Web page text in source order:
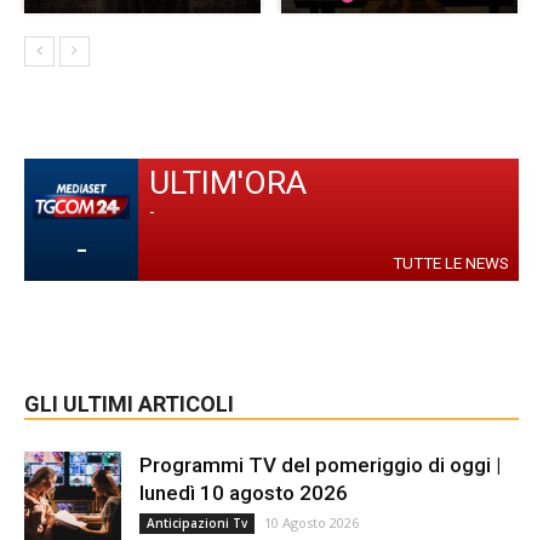
-
ULTIM'ORA
-
TUTTE LE NEWS
GLI ULTIMI ARTICOLI
Programmi TV del pomeriggio di oggi |
lunedì 10 agosto 2026
Anticipazioni Tv 10 Agosto 2026